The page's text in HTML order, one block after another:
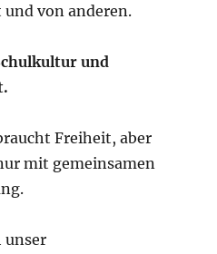
von anderen.
und
Freiheit, aber
mit gemeinsamen
unser